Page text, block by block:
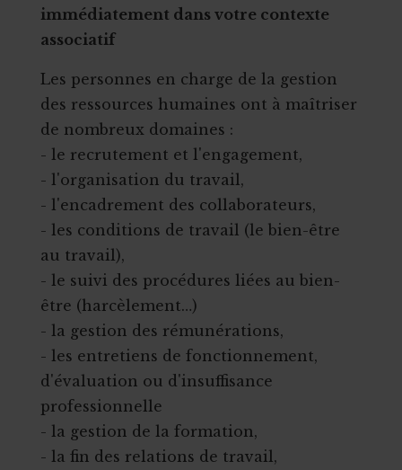
immédiatement dans votre contexte
associatif
Les personnes en charge de la gestion
des ressources humaines ont à maîtriser
de nombreux domaines :
- le recrutement et l'engagement,
- l'organisation du travail,
- l'encadrement des collaborateurs,
- les conditions de travail (le bien-être
au travail),
- le suivi des procédures liées au bien-
être (harcèlement…)
- la gestion des rémunérations,
- les entretiens de fonctionnement,
d'évaluation ou d'insuffisance
professionnelle
- la gestion de la formation,
- la fin des relations de travail,